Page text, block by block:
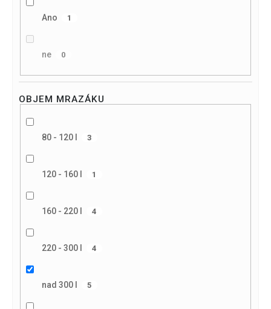
Ano 1
ne 0
OBJEM MRAZÁKU
80 - 120 l 3
120 - 160 l 1
160 - 220 l 4
220 - 300 l 4
nad 300 l 5